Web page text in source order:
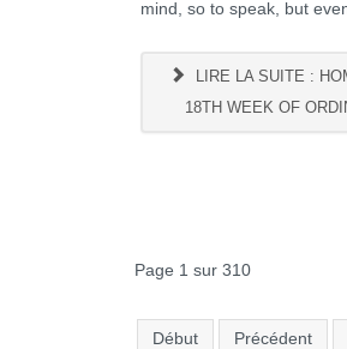
mind, so to speak, but
LIRE LA SUITE :
18TH WEEK OF
Page 1 sur 310
Début Précédent